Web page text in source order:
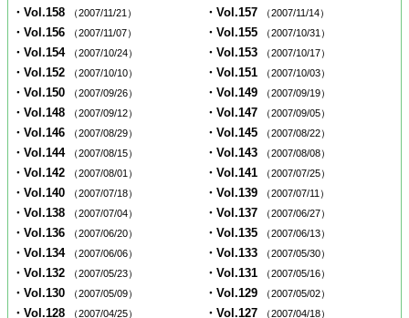
・Vol.158 （2007/11/21） ・Vol.157 （2007/11/14）
・Vol.156 （2007/11/07） ・Vol.155 （2007/10/31）
・Vol.154 （2007/10/24） ・Vol.153 （2007/10/17）
・Vol.152 （2007/10/10） ・Vol.151 （2007/10/03）
・Vol.150 （2007/09/26） ・Vol.149 （2007/09/19）
・Vol.148 （2007/09/12） ・Vol.147 （2007/09/05）
・Vol.146 （2007/08/29） ・Vol.145 （2007/08/22）
・Vol.144 （2007/08/15） ・Vol.143 （2007/08/08）
・Vol.142 （2007/08/01） ・Vol.141 （2007/07/25）
・Vol.140 （2007/07/18） ・Vol.139 （2007/07/11）
・Vol.138 （2007/07/04） ・Vol.137 （2007/06/27）
・Vol.136 （2007/06/20） ・Vol.135 （2007/06/13）
・Vol.134 （2007/06/06） ・Vol.133 （2007/05/30）
・Vol.132 （2007/05/23） ・Vol.131 （2007/05/16）
・Vol.130 （2007/05/09） ・Vol.129 （2007/05/02）
・Vol.128 （2007/04/25） ・Vol.127 （2007/04/18）